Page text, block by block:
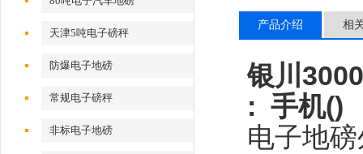
天津5吨电子磅秤
防爆电子地磅
常规电子磅秤
非标电子地磅
产品介绍 相
银川
: 手机
电子地